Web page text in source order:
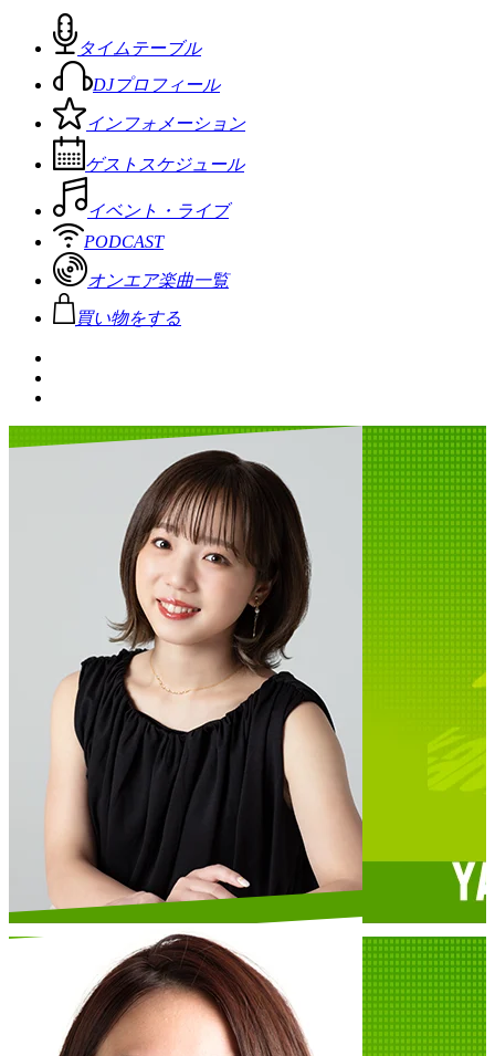
タイムテーブル
DJプロフィール
インフォメーション
ゲストスケジュール
イベント・ライブ
PODCAST
オンエア楽曲一覧
買い物をする